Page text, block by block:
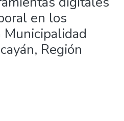
en los
Región